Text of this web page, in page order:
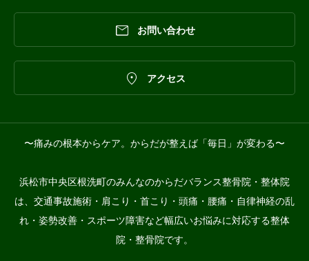
 お問い合わせ
 アクセス
〜痛みの根本からケア。からだが整えば「毎日」が変わる〜
浜松市中央区根洗町のみんなのからだバランス整骨院・整体院
は、交通事故施術・肩こり・首こり・頭痛・腰痛・自律神経の乱
れ・姿勢改善・スポーツ障害など幅広いお悩みに対応する整体
院・整骨院です。